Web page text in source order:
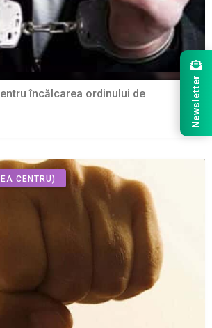
încălcarea ordinului de
CENTRU)
Newsletter